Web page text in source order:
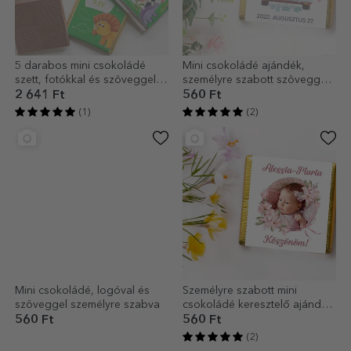
5 darabos mini csokoládé
szett, fotókkal és szöveggel
személyre szabva –
Dinosaurusok
2 641 Ft
(1)
Mini csokoládé ajándék,
személyre szabott szöveggel -
Just married (Friss házasok)
560 Ft
(2)
Mini csokoládé, logóval és
szöveggel személyre szabva
560 Ft
Személyre szabott mini
csokoládé keresztelő ajándék
fotóval és szöveggel -
Rózsaszín
560 Ft
(2)